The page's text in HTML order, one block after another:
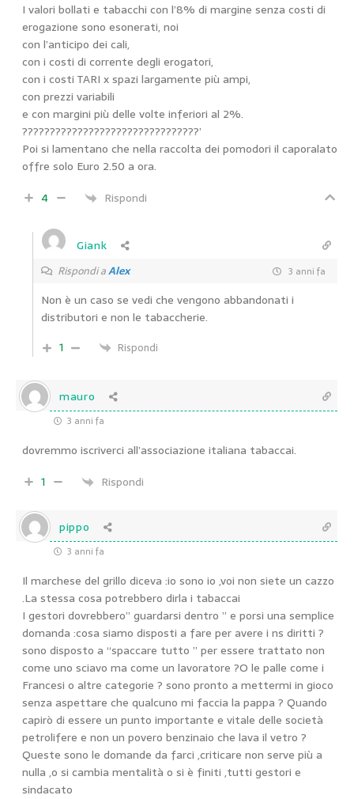
I valori bollati e tabacchi con l’8% di margine senza costi di
erogazione sono esonerati, noi
con l’anticipo dei cali,
con i costi di corrente degli erogatori,
con i costi TARI x spazi largamente più ampi,
con prezzi variabili
e con margini più delle volte inferiori al 2%.
????????????????????????????????’
Poi si lamentano che nella raccolta dei pomodori il caporalato
offre solo Euro 2.50 a ora.
4
Rispondi
Giank
Rispondi aAlex 3 anni fa
Non è un caso se vedi che vengono abbandonati i
distributori e non le tabaccherie.
1
Rispondi
mauro
3 anni fa
dovremmo iscriverci all’associazione italiana tabaccai.
1
Rispondi
pippo
3 anni fa
Il marchese del grillo diceva :io sono io ,voi non siete un cazzo
.La stessa cosa potrebbero dirla i tabaccai
I gestori dovrebbero” guardarsi dentro ” e porsi una semplice
domanda :cosa siamo disposti a fare per avere i ns diritti ?
sono disposto a “spaccare tutto ” per essere trattato non
come uno sciavo ma come un lavoratore ?O le palle come i
Francesi o altre categorie ? sono pronto a mettermi in gioco
senza aspettare che qualcuno mi faccia la pappa ? Quando
capirò di essere un punto importante e vitale delle società
petrolifere e non un povero benzinaio che lava il vetro ?
Queste sono le domande da farci ,criticare non serve più a
nulla ,o si cambia mentalità o si è finiti ,tutti gestori e
sindacato